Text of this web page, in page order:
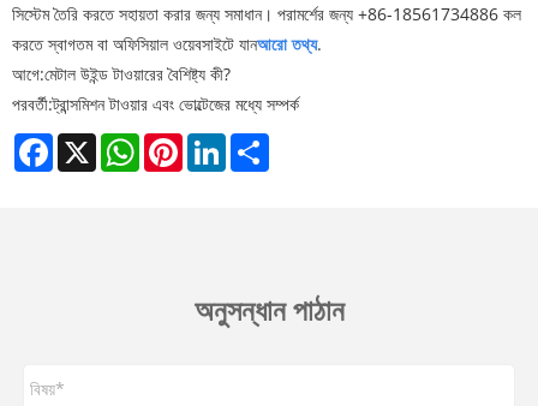
সিস্টেম তৈরি করতে সহায়তা করার জন্য সমাধান। পরামর্শের জন্য +86-18561734886 কল
করতে স্বাগতম বা অফিসিয়াল ওয়েবসাইটে যানআরো তথ্য.
আগে:মেটাল উইন্ড টাওয়ারের বৈশিষ্ট্য কী?
পরবর্তী:ট্রান্সমিশন টাওয়ার এবং ভোল্টেজের মধ্যে সম্পর্ক
Facebook
X WhatsAppPinterestLinkedIn
অনুসন্ধান পাঠান